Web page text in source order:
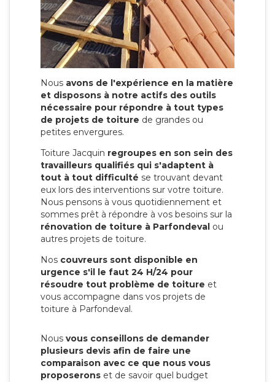
Nous avons de l'expérience en la matière
et disposons à notre actifs des outils
nécessaire pour répondre à tout types
de projets de toiture de grandes ou
petites envergures.
Toiture Jacquin regroupes en son sein des
travailleurs qualifiés qui s'adaptent à
tout à tout difficulté se trouvant devant
eux lors des interventions sur votre toiture.
Nous pensons à vous quotidiennement et
sommes prêt à répondre à vos besoins sur la
rénovation de toiture à Parfondeval ou
autres projets de toiture.
Nos couvreurs sont disponible en
urgence s'il le faut 24 H/24 pour
résoudre tout problème de toiture et
vous accompagne dans vos projets de
toiture à Parfondeval.
Nous vous conseillons de demander
plusieurs devis afin de faire une
comparaison avec ce que nous vous
proposerons et de savoir quel budget